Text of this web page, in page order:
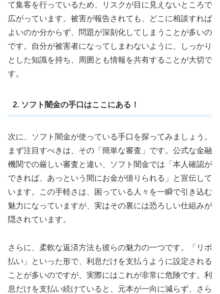
て集客を行っているため、リスクが目に見えないところで
広がっています。被害が報告されても、どこに相談すれば
よいのか分からず、問題が深刻化してしまうことが多いの
です。自分が被害者になってしまわないように、しっかり
とした知識を持ち、周囲とも情報を共有することが大切で
す。
2. ソフト闇金の手口はここにある！
次に、ソフト闇金が使っている手口を探ってみましょう。
まず注目すべきは、その「簡単な審査」です。公式な金融
機関での厳しい審査と違い、ソフト闇金では「本人確認が
できれば、あっという間にお金が借りられる」と宣伝して
います。この手軽さは、困っている人々を一瞬で引き込む
魅力になっていますが、実はその裏には恐ろしい仕組みが
隠されています。
さらに、柔軟な返済方法も彼らの魅力の一つです。「リボ
払い」といった形で、利息だけを支払うように設定される
ことが多いのですが、実際にはこれが非常に危険です。利
息だけを支払い続けていると、元本が一向に減らず、さら